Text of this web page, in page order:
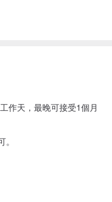
作天，最晚可接受1個月